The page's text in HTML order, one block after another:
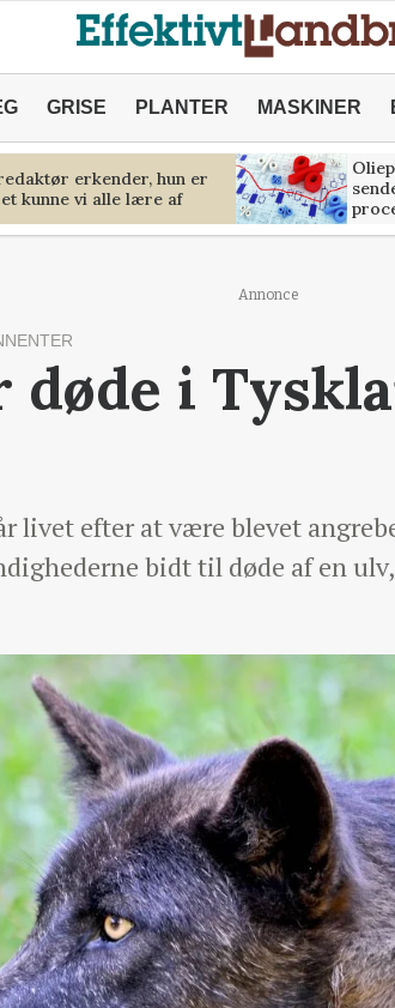
GRISE PLANTER MASKINER
erkender, hun er
kunne vi alle lære af
Annonce
døde i
livet efter at være blevet
bidt til døde af en